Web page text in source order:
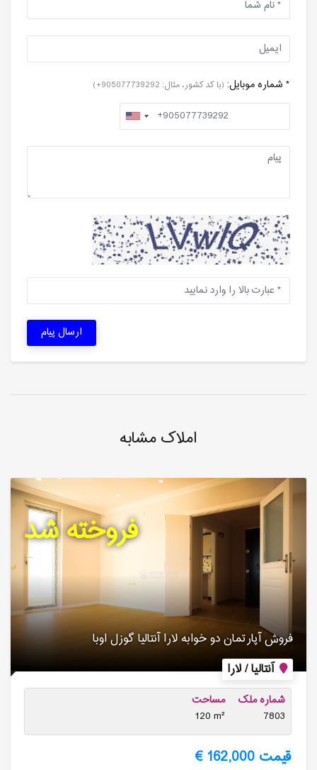
* شماره موبایل: (با کد کشور، مثال: 905077739292+)
ارسال پیام
املاک مشابه
آنتالیا / لارا
فروش آپارتمان دو خوابه لارا آنتالیا گوزل اوبا
شماره ملک
7803
مساحت
120 m²
قیمت 162,000 €
فروخته شد